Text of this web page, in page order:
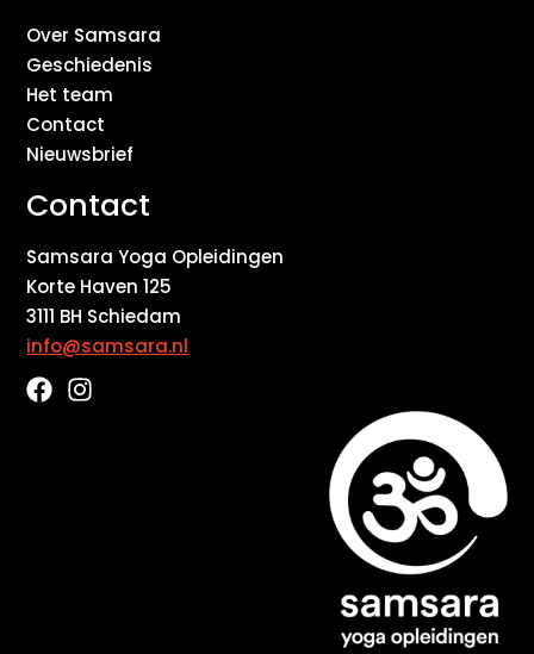
Over Samsara
Geschiedenis
Het team
Contact
Nieuwsbrief
Contact
Samsara Yoga Opleidingen
Korte Haven 125
3111 BH Schiedam
info@samsara.nl
F
I